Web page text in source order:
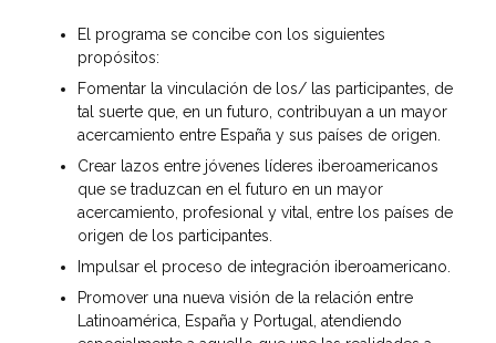
El programa se concibe con los siguientes
propósitos:
Fomentar la vinculación de los/ las participantes, de
tal suerte que, en un futuro, contribuyan a un mayor
acercamiento entre España y sus países de origen.
Crear lazos entre jóvenes líderes iberoamericanos
que se traduzcan en el futuro en un mayor
acercamiento, profesional y vital, entre los países de
origen de los participantes.
Impulsar el proceso de integración iberoamericano.
Promover una nueva visión de la relación entre
Latinoamérica, España y Portugal, atendiendo